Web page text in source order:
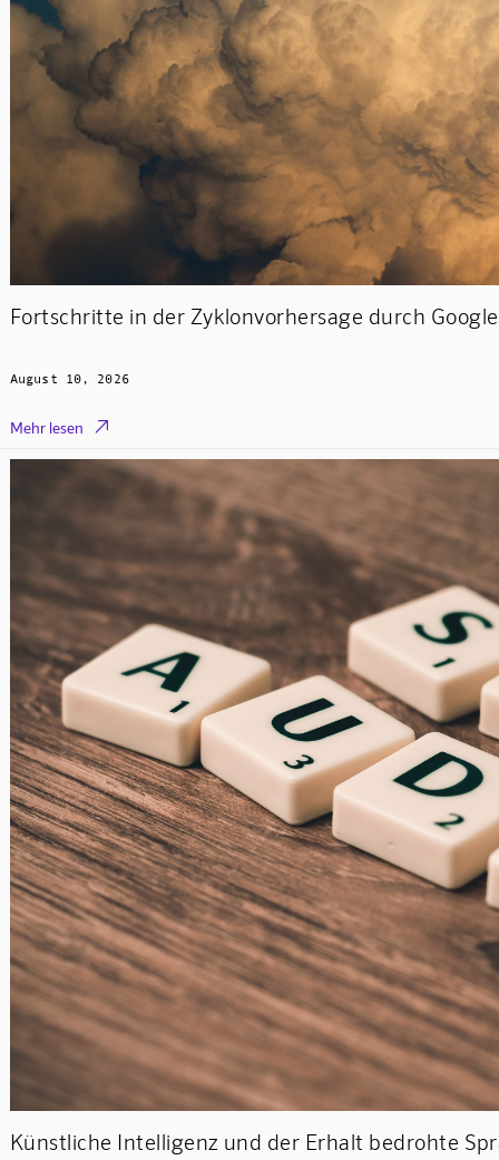
Fortschritte in der Zyklonvorhersage durch
August 10, 2026
Mehr lesen 
Künstliche Intelligenz und der Erhalt bedrohte